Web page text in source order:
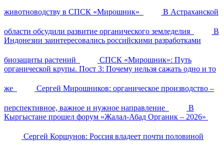
животноводству в СПСК «Мирошник» В Астраханской
области обсудили развитие органического земледелия
В
Индонезии заинтересовались российскими разработками
биозащиты растений
СПСК «Мирошник»: Путь
органической крупы. Пост 3: Почему нельзя сажать одно и то
же Сергей Мирошников: органическое производство –
перспективное, важное и нужное направление
В
Кыргыстане прошел форум «Жалал-Абад Органик – 2026»
Сергей Коршунов: Россия владеет почти половиной